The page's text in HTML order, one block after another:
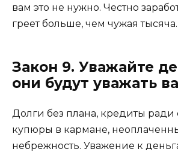
вам это не нужно. Честно
греет больше, чем чужая тысяча.
Закон 9. Уважайте
они будут уважать
Долги без плана, кредиты ради
купюры в кармане,
небрежность. Уважение к